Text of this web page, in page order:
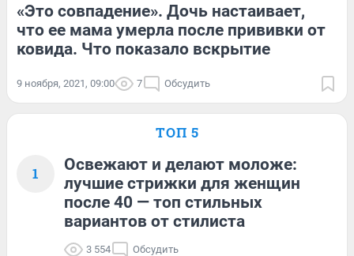
«Это совпадение». Дочь настаивает,
что ее мама умерла после прививки от
ковида. Что показало вскрытие
9 ноября, 2021, 09:00 7 Обсудить
ТОП 5
1
Освежают и делают моложе:
лучшие стрижки для женщин
после 40 — топ стильных
вариантов от стилиста
3 554 Обсудить